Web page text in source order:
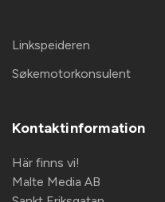
Linkspeideren
Søkemotorkonsulent
Kontaktinformation
Här finns vi!
Malte Media AB